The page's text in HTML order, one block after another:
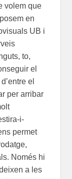
volem que
en
UB i
to,
el
el
per arribar
i-
permet
Només hi
a les